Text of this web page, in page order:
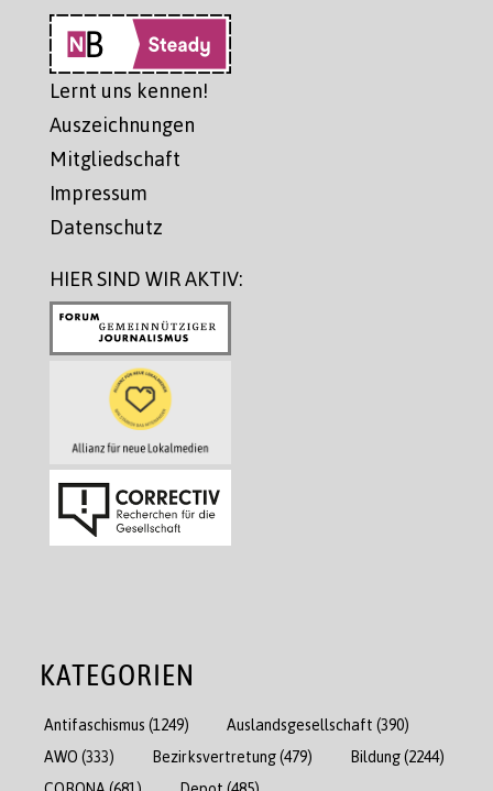
Lernt uns kennen!
Auszeichnungen
Mitgliedschaft
Impressum
Datenschutz
HIER SIND WIR AKTIV:
KATEGORIEN
Antifaschismus (1249) Auslandsgesellschaft (390)
AWO (333) Bezirksvertretung(479) Bildung(2244)